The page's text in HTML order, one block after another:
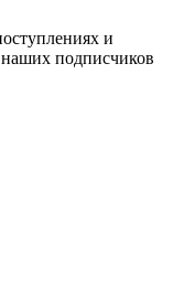
и
подписчиков